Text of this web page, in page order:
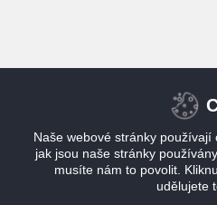
Naše webové stránky
jak jsou naše stránky
musíte nám to povolit.
udělujete